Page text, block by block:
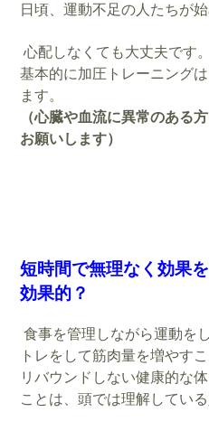
日頃、運動不足の人たちが
心配しなくても大丈夫です。
基本的に加圧トレーニング
ます。
（心臓や血流に異常のある
お願いします）
短時間で無理なく効果
効果的？
食事を管理しながら運動を
トレをして筋肉量を増やす
リバウンドしない健康的な
ことは、頭では理解している